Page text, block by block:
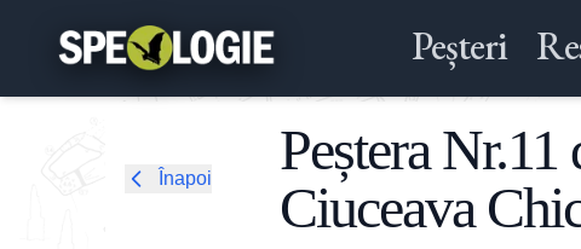
Peșteri
Înapoi
Peștera
Ciuceava